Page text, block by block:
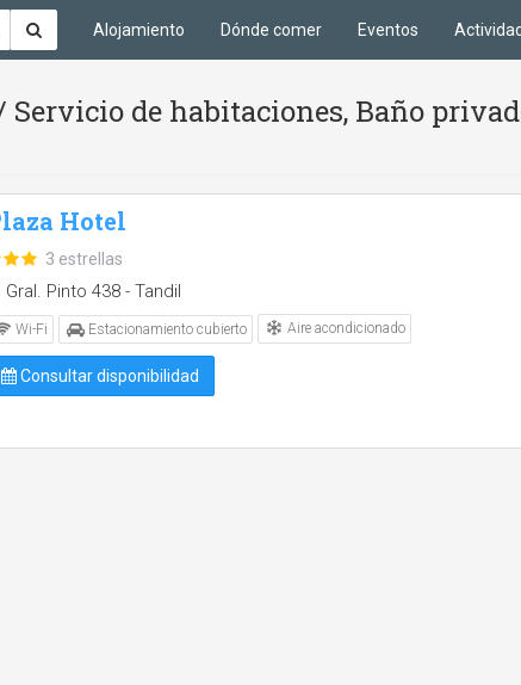
Alojamiento Dónde comer Eventos
de habitaciones, Baño
Hotel
3 estrellas
Gral. Pinto 438 - Tandil
Wi-Fi Estacionamiento cubierto Aire acondicionado
Consultar disponibilidad